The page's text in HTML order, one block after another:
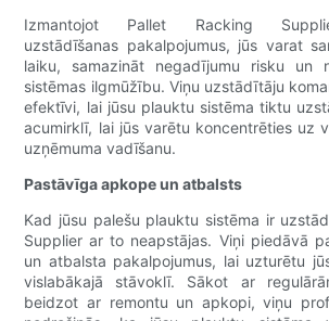
Izmantojot Pallet Racking
uzstādīšanas pakalpojumus, jūs varat
laiku, samazināt negadījumu risku un
sistēmas ilgmūžību. Viņu uzstādītāju
efektīvi, lai jūsu plauktu sistēma tiktu
acumirklī, lai jūs varētu koncentrēties uz
uzņēmuma vadīšanu.
Pastāvīga apkope un atbalsts
Kad jūsu palešu plauktu sistēma ir
Supplier ar to neapstājas. Viņi piedāvā
un atbalsta pakalpojumus, lai uzturētu
vislabākajā stāvoklī. Sākot ar
beidzot ar remontu un apkopi, viņu